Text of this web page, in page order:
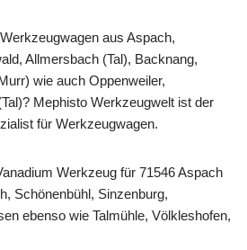
aus Aspach,
Allmersbach (Tal), Backnang,
wie auch Oppenweiler,
Mephisto Werkzeugwelt ist der
für Werkzeugwagen.
Werkzeug für 71546 Aspach
Schönenbühl, Sinzenburg,
ebenso wie Talmühle, Völkleshofen,